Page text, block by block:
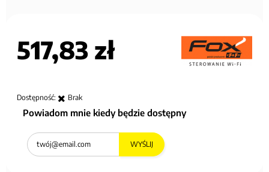
517,83 zł
Dostępność: Brak
Powiadom mnie kiedy będzie dostępny
WYŚLIJ